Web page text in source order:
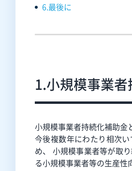
6.最後に
1.小規模事業
小規模事業者持続化補助金
今後複数年にわたり相次
め、 小規模事業者等が取
る小規模事業者等の生産性